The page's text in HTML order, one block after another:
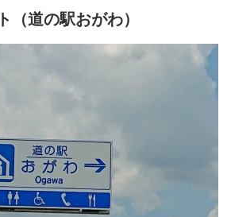
（道の駅おがわ）